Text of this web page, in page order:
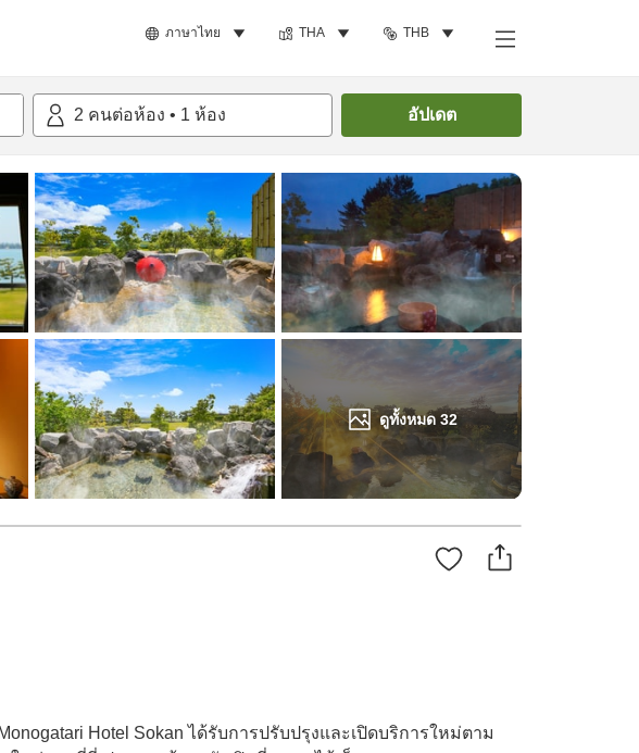
ภาษาไทย THA THB
2 คนต่อห้อง • 1 ห้อง อัปเดต
ดูทั้งหมด 32
ค้นหาห้องพัก
Hotel Sokan ได้รับการปรับปรุงและเปิดบริการใหม่ตาม